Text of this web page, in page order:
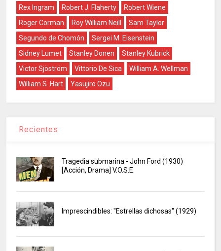
Rex Ingram
Robert J. Flaherty
Robert Wiene
Roger Corman
Roy William Neill
Sam Taylor
Segundo de Chomón
Sergei M. Eisenstein
Sidney Lumet
Stanley Donen
Stanley Kubrick
Victor Sjöström
Vittorio De Sica
William A. Wellman
William S. Hart
Yasujiro Ozu
Recientes
Tragedia submarina - John Ford (1930)
[Acción, Drama] V.O.S.E.
Imprescindibles: "Estrellas dichosas" (1929)